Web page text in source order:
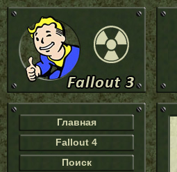
Главная
Fallout 4
Поиск